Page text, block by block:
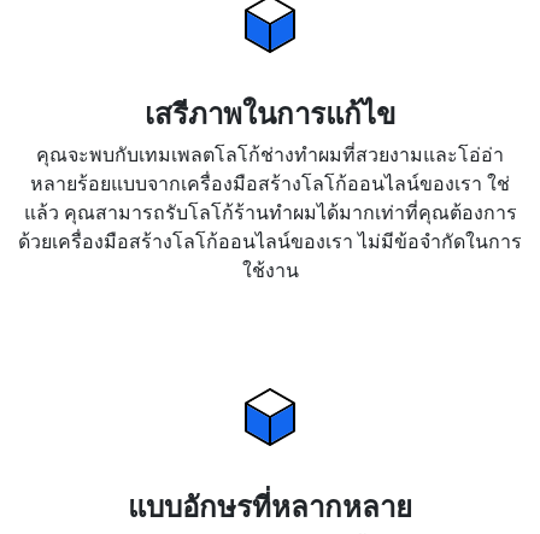
เสรีภาพในการแก้ไข
คุณจะพบกับเทมเพลตโลโก้ช่างทำผมที่สวยงามและโอ่อ่า
หลายร้อยแบบจากเครื่องมือสร้างโลโก้ออนไลน์ของเรา ใช่
แล้ว คุณสามารถรับโลโก้ร้านทำผมได้มากเท่าที่คุณต้องการ
ด้วยเครื่องมือสร้างโลโก้ออนไลน์ของเรา ไม่มีข้อจำกัดในการ
ใช้งาน
แบบอักษรที่หลากหลาย